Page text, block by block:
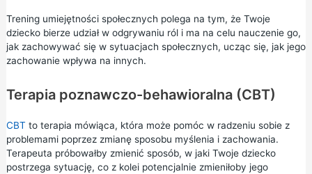
Trening umiejętności społecznych polega na tym, że Twoje
dziecko bierze udział w odgrywaniu ról i ma na celu nauczenie go,
jak zachowywać się w sytuacjach społecznych, ucząc się, jak jego
zachowanie wpływa na innych.
Terapia poznawczo-behawioralna (CBT)
CBTto terapia mówiąca, która może pomóc w radzeniu sobie z
problemami poprzez zmianę sposobu myślenia i zachowania.
Terapeuta próbowałby zmienić sposób, w jaki Twoje dziecko
postrzega sytuację, co z kolei potencjalnie zmieniłoby jego